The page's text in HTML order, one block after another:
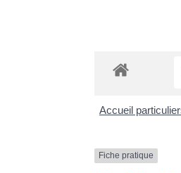
Accueil
Fiche pratique